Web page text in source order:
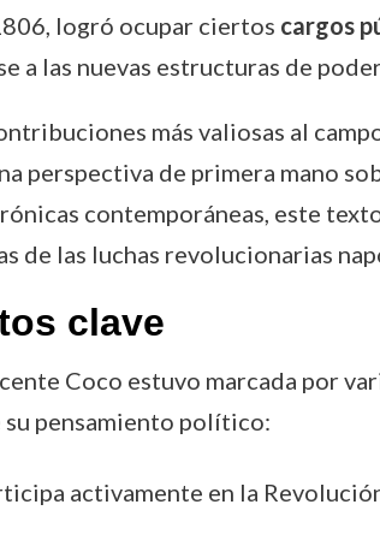
logró ocupar ciertos cargos
a las nuevas estructuras de
más valiosas al
perspectiva de primera mano
contemporáneas, este
de las luchas revolucionarias
clave
Coco estuvo marcada por
pensamiento político:
activamente en la